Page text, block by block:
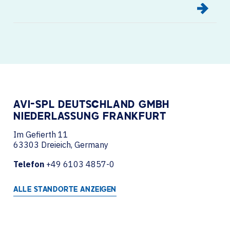
AVI-SPL DEUTSCHLAND GMBH
NIEDERLASSUNG FRANKFURT
Im Gefierth 11
63303 Dreieich, Germany
Telefon +49 6103 4857-0
ALLE STANDORTE ANZEIGEN